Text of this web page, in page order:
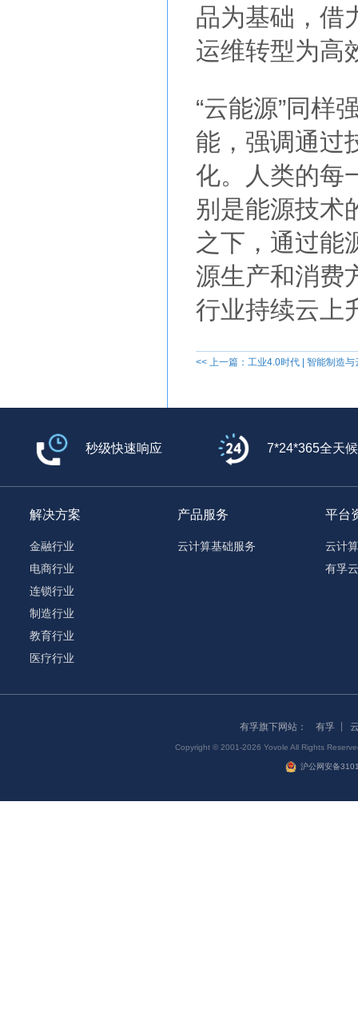
品为基础，借
运维转型为高
“云能源”同样
能，强调通过
化。人类的每
别是能源技术
之下，通过能
源生产和消费
行业持续云上
<< 上一篇：工业4.0时代 | 智能制造
秒级快速响应 7*24*365全天
解决方案
金融行业
电商行业
连锁行业
制造行业
教育行业
医疗行业
产品服务
云计算基础服务
平台
云计
有孚云
有孚旗下网站： 有孚
Copyright © 2001-2026 Yovole All Rights
沪公网安备